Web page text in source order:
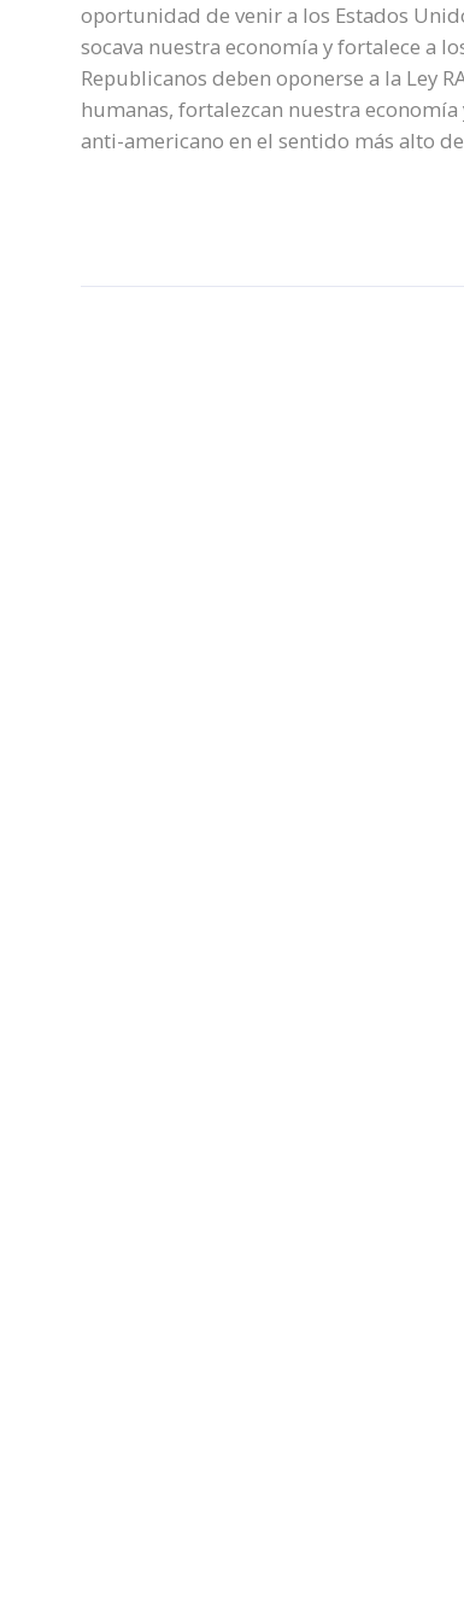
oportunidad de venir a los Estados
socava nuestra economía y fortalece a
Republicanos deben oponerse a la Ley
humanas, fortalezcan nuestra
anti-americano en el sentido más alto